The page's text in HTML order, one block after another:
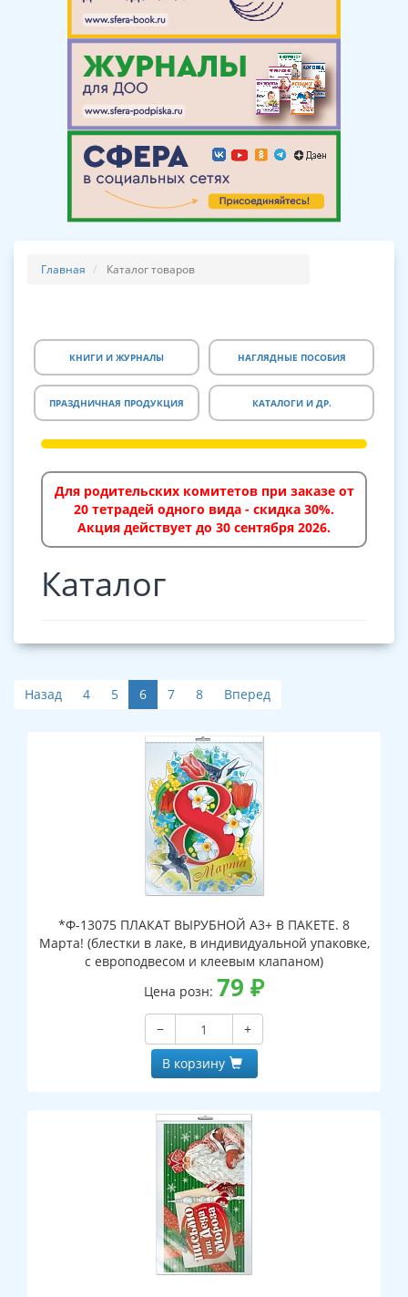
Главная Каталог товаров
КНИГИ И ЖУРНАЛЫ НАГЛЯДНЫЕ ПОСОБИЯ
ПРАЗДНИЧНАЯ ПРОДУКЦИЯ КАТАЛОГИ И ДР.
Для родительских комитетов при заказе от
20 тетрадей одного вида - скидка 30%.
Акция действует до 30 сентября 2026.
Каталог
Назад 4 5 6 7 8 Вперед
*Ф-13075 ПЛАКАТ ВЫРУБНОЙ А3+ В ПАКЕТЕ. 8
Марта! (блестки в лаке, в индивидуальной упаковке,
с европодвесом и клеевым клапаном)
Цена розн: 79 ₽
−
+
В корзину